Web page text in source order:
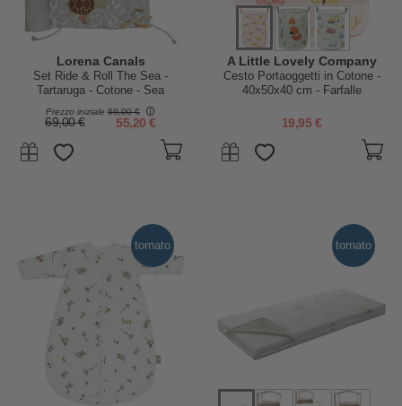
Lorena Canals
Set Ride & Roll The Sea -
Tartaruga - Cotone - Sea
Wonders Collection - Pista
Lunga 4 metri!
Prezzo iniziale 69,00 €
69,00 € 55,20 €
A Little Lovely Company
Cesto Portaoggetti in Cotone -
40x50x40 cm - Farfalle
19,95 €
tornato tornato